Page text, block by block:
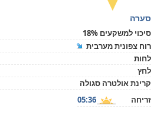
סערה
סיכוי למשקעים 18%
רוח צפונית מערבית
לחות
לחץ
קרינת אולטרה סגולה
זריחה
05:36